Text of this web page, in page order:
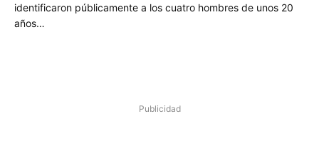
identificaron públicamente a los cuatro hombres de unos 20
años…
Publicidad